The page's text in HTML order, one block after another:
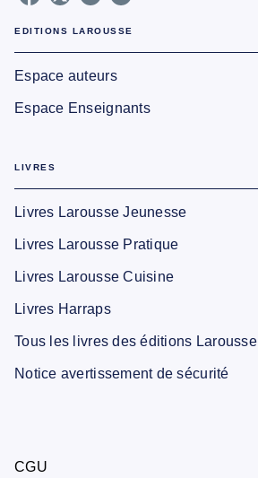
EDITIONS LAROUSSE
Espace auteurs
Espace Enseignants
LIVRES
Livres Larousse Jeunesse
Livres Larousse Pratique
Livres Larousse Cuisine
Livres Harraps
Tous les livres des éditions Larousse
Notice avertissement de sécurité
CGU